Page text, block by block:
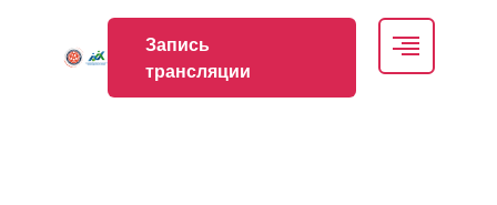
Запись
трансляции